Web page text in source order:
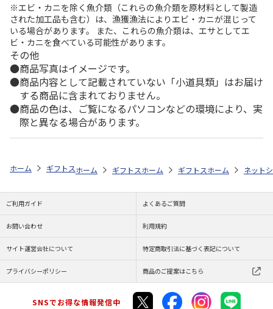
※エビ・カニを除く魚介類（これらの魚介類を原材料として製造
された加工品も含む）は、漁獲漁法によりエビ・カニが混じって
いる場合があります。 また、これらの魚介類は、エサとしてエ
ビ・カニを食べている可能性があります。
その他
商品写真はイメージです。
商品内容として記載されていない「小道具類」はお届け
する商品に含まれておりません。
商品の色は、ご覧になるパソコンなどの環境により、実
際と異なる場合があります。
ホーム ギフトストア お中元・夏ギフト特集 2026 おすすめ ご当地
ホーム ギフトストア お中元・夏ギフト特集 2026
ホーム ギフトストア お中元・
ホーム ネット
ご利用ガイド よくあるご質問
お問い合わせ 利用規約
サイト運営会社について 特定商取引法に基づく表記について
プライバシーポリシー 商品のご提案はこちら
SNSでお得な情報発信中